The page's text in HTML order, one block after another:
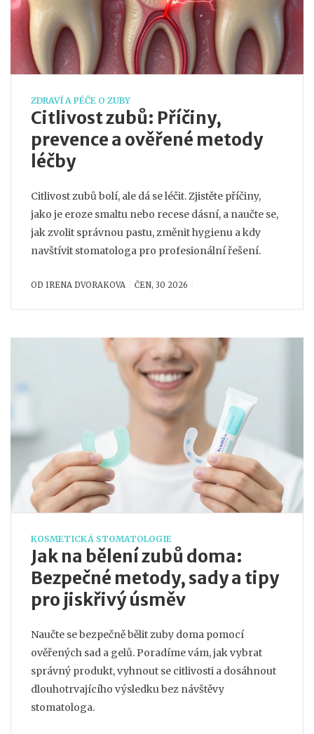
ZDRAVÍ A PÉČE O ZUBY
Citlivost zubů: Příčiny,
prevence a ověřené metody
léčby
Citlivost zubů bolí, ale dá se léčit. Zjistěte příčiny,
jako je eroze smaltu nebo recese dásní, a naučte se,
jak zvolit správnou pastu, změnit hygienu a kdy
navštívit stomatologa pro profesionální řešení.
OD IRENA DVORAKOVA ČEN, 30 2026
KOSMETICKÁ STOMATOLOGIE
Jak na bělení zubů doma:
Bezpečné metody, sady a tipy
pro jiskřivý úsměv
Naučte se bezpečně bělit zuby doma pomocí
ověřených sad a gelů. Poradíme vám, jak vybrat
správný produkt, vyhnout se citlivosti a dosáhnout
dlouhotrvajícího výsledku bez návštěvy
stomatologa.